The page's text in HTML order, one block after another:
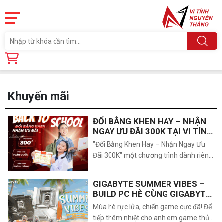
Trang chủ
Khuyến mãi
ĐỔI BẰNG KHEN HAY – NHẬN
NGAY ƯU ĐÃI 300K TẠI VI TÍNH
NGUYỄN THẮNG
"Đổi Bằng Khen Hay – Nhận Ngay Ưu
Đãi 300K" một chương trình dành riêng
shop, bạn sẽ nhận ngay voucher giảm
giá thẳng 300.000 VNĐ áp dụng khi
mua Laptop văn phòng hoặc gaming
GIGABYTE SUMMER VIBES –
BUILD PC HÈ CÙNG GIGABYTE
AMD
Mùa hè rực lửa, chiến game cực đã! Để
tiếp thêm nhiệt cho anh em game thủ